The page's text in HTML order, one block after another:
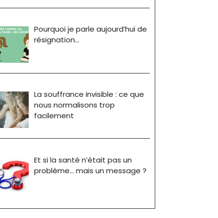
Pourquoi je parle aujourd’hui de
résignation…
La souffrance invisible : ce que
nous normalisons trop
facilement
Et si la santé n’était pas un
problème… mais un message ?